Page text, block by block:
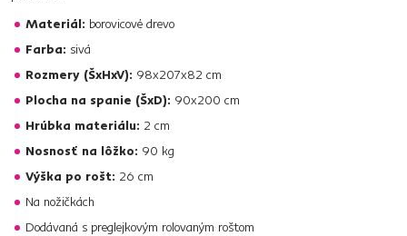
Materiál: borovicové drevo
Farba: sivá
Rozmery (ŠxHxV): 98x207x82 cm
Plocha na spanie (ŠxD): 90x200 cm
Hrúbka materiálu: 2 cm
Nosnosť na lôžko: 90 kg
Výška po rošt: 26 cm
Na nožičkách
Dodávaná s preglejkovým rolovaným roštom